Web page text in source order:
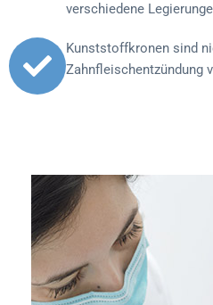
verschiedene
Kunststoffkronen sind
Zahnfleischentzündung